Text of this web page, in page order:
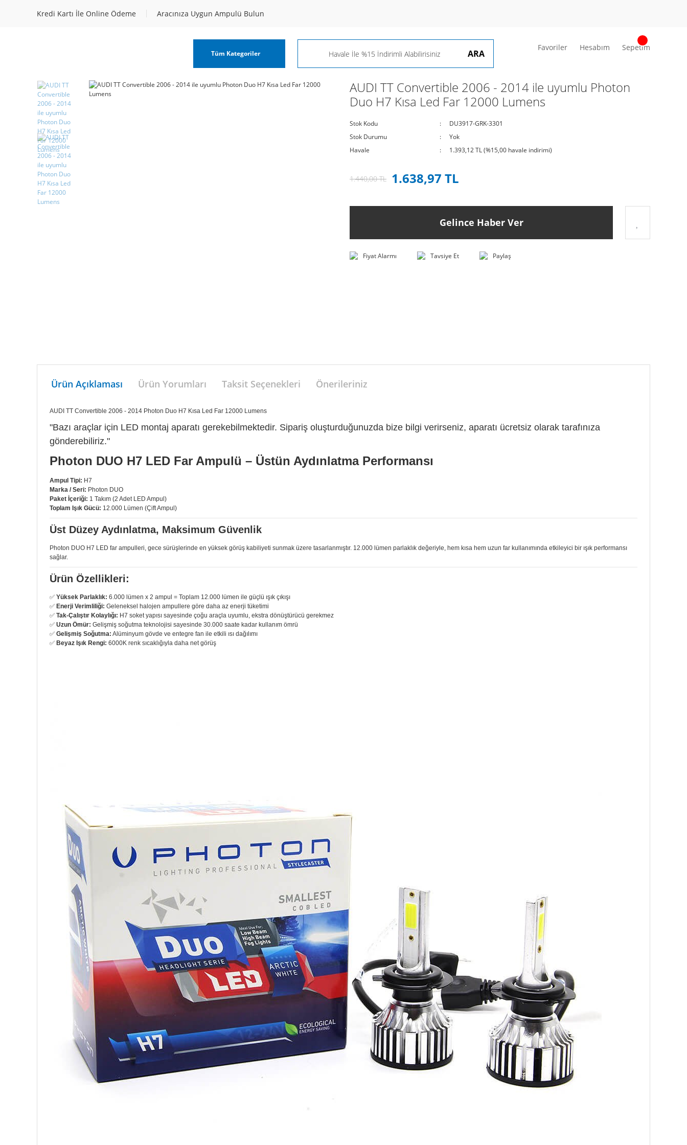
Kredi Kartı İle Online Ödeme Aracınıza Uygun Ampulü Bulun
Tüm Kategoriler ARA
Favoriler Hesabım Sepetim
AUDI TT Convertible 2006 - 2014 ile uyumlu Photon
Duo H7 Kısa Led Far 12000 Lumens
Stok Kodu
DU3917-GRK-3301
Stok Durumu
Yok
Havale
1.393,12 TL (%15,00 havale indirimi)
1.440,00 TL 1.638,97 TL
Gelince Haber Ver
Fiyat Alarmı Tavsiye Et Paylaş
Ürün Açıklaması Ürün Yorumları Taksit Seçenekleri Önerileriniz
AUDI TT Convertible 2006 - 2014 Photon Duo H7 Kısa Led Far 12000 Lumens
"Bazı araçlar için LED montaj aparatı gerekebilmektedir. Sipariş oluşturduğunuzda bize bilgi verirseniz, aparatı ücretsiz olarak tarafınıza
gönderebiliriz."
Photon DUO H7 LED Far Ampulü – Üstün Aydınlatma Performansı
Ampul Tipi: H7
Marka / Seri: Photon DUO
Paket İçeriği: 1 Takım (2 Adet LED Ampul)
Toplam Işık Gücü: 12.000 Lümen (Çift Ampul)
Üst Düzey Aydınlatma, Maksimum Güvenlik
Photon DUO H7 LED far ampulleri, gece sürüşlerinde en yüksek görüş kabiliyeti sunmak üzere tasarlanmıştır. 12.000 lümen parlaklık değeriyle, hem kısa hem uzun far kullanımında etkileyici bir ışık performansı
sağlar.
Ürün Özellikleri:
✅ Yüksek Parlaklık: 6.000 lümen x 2 ampul = Toplam 12.000 lümen ile güçlü ışık çıkışı
✅ Enerji Verimliliği: Geleneksel halojen ampullere göre daha az enerji tüketimi
✅ Tak-Çalıştır Kolaylığı: H7 soket yapısı sayesinde çoğu araçla uyumlu, ekstra dönüştürücü gerekmez
✅ Uzun Ömür: Gelişmiş soğutma teknolojisi sayesinde 30.000 saate kadar kullanım ömrü
✅ Gelişmiş Soğutma: Alüminyum gövde ve entegre fan ile etkili ısı dağılımı
✅ Beyaz Işık Rengi: 6000K renk sıcaklığıyla daha net görüş